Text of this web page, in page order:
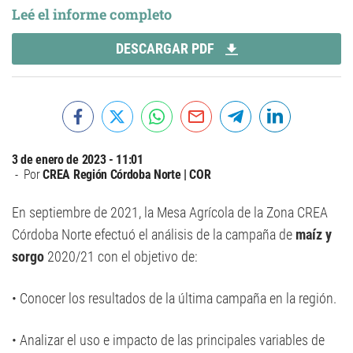
Leé el informe completo
DESCARGAR PDF
3 de enero de 2023 - 11:01
PorCREA Región Córdoba Norte | COR
En septiembre de 2021, la Mesa Agrícola de la Zona CREA
Córdoba Norte efectuó el análisis de la campaña de maíz y
sorgo 2020/21 con el objetivo de:
• Conocer los resultados de la última campaña en la región.
• Analizar el uso e impacto de las principales variables de